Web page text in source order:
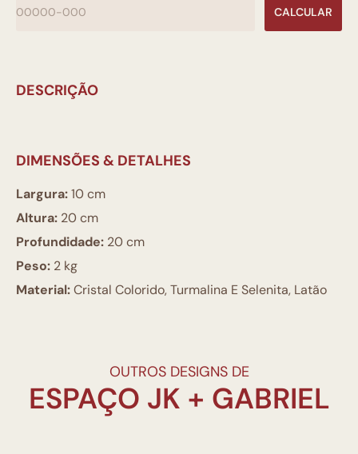
CALCULAR
DESCRIÇÃO
DIMENSÕES & DETALHES
Largura:10 cm
Altura: 20 cm
Profundidade: 20 cm
Peso: 2 kg
Material:Cristal Colorido, Turmalina E Selenita, Latão
OUTROS DESIGNS DE